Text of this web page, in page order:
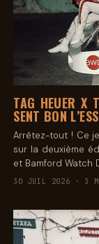
TAG HEUER X
SENT BON
Arrêtez-tout ! Ce
sur la deuxième
et Bamford Watch
30 JUIL 2026 · 3